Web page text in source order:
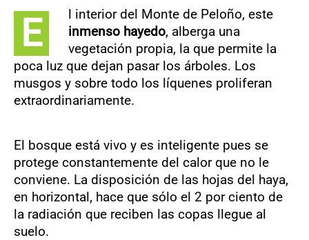
E
l interior del Monte de Peloño, este
inmenso hayedo, alberga una
vegetación propia, la que permite la
poca luz que dejan pasar los árboles. Los
musgos y sobre todo los líquenes proliferan
extraordinariamente.
El bosque está vivo y es inteligente pues se
protege constantemente del calor que no le
conviene. La disposición de las hojas del haya,
en horizontal, hace que sólo el 2 por ciento de
la radiación que reciben las copas llegue al
suelo.